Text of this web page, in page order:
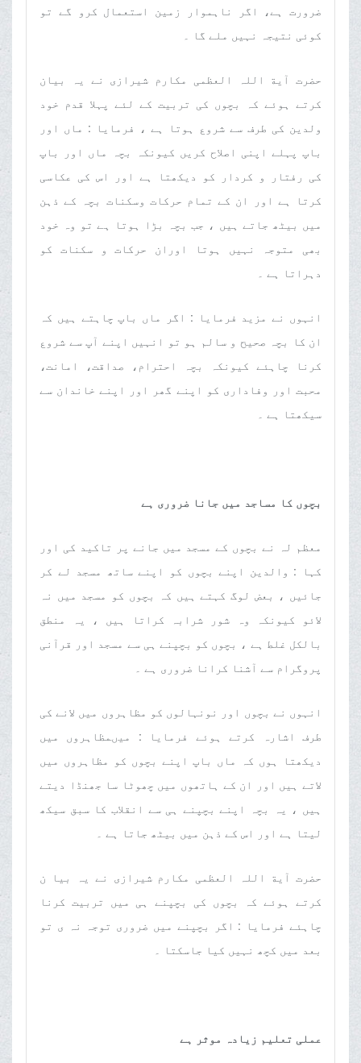
ضرورت ہے، اگر ناہموار زمین استعمال کرو گے تو
کوئی نتیجہ نہیں ملے گا ۔
حضرت آیة اللہ العظمی مکارم شیرازی نے یہ بیان
کرتے ہوئے کہ بچوں کی تربیت کے لئے پہلا قدم خود
ولدین کی طرف سے شروع ہوتا ہے ، فرمایا : ماں اور
باپ پہلے اپنی اصلاح کریں کیونکہ بچہ ماں اور باپ
کی رفتار و کردار کو دیکھتا ہے اور اس کی عکاسی
کرتا ہے اور ان کے تمام حرکات وسکنات بچہ کے ذہن
میں بیٹھ جاتے ہیں ، جب بچہ بڑا ہوتا ہے تو وہ خود
بھی متوجہ نہیں ہوتا اوران حرکات و سکنات کو
دہراتا ہے ۔
انہوں نے مزید فرمایا : اگر ماں باپ چاہتے ہیں کہ
ان کا بچہ صحیح و سالم ہو تو انہیں اپنے آپ سے شروع
کرنا چاہئے کیونکہ بچہ احترام، صداقت، امانت،
محبت اور وفاداری کو اپنے گھر اور اپنے خاندان سے
سیکھتا ہے ۔
بچوں کا مساجد میں جانا ضروری ہے
معظم لہ نے بچوں کے مسجد میں جانے پر تاکید کی اور
کہا : والدین اپنے بچوں کو اپنے ساتھ مسجد لے کر
جائیں ، بعض لوگ کہتے ہیں کہ بچوں کو مسجد میں نہ
لائو کیونکہ وہ شور شرابہ کراتا ہیں ، یہ منطق
بالکل غلط ہے ، بچوں کو بچپنے ہی سے مسجد اور قرآنی
پروگرام سے آشنا کرانا ضروری ہے ۔
انہوں نے بچوں اور نونہالوں کو مظاہروں میں لانے کی
طرف اشارہ کرتے ہوئے فرمایا : میںمظاہروں میں
دیکھتا ہوں کہ ماں باپ اپنے بچوں کو مظاہروں میں
لاتے ہیں اور ان کے ہاتھوں میں چھوٹا سا جھنڈا دیتے
ہیں ، یہ بچہ اپنے بچپنے ہی سے انقلاب کا سبق سیکھ
لیتا ہے اور اس کے ذہن میں بیٹھ جاتا ہے ۔
حضرت آیة اللہ العظمی مکارم شیرازی نے یہ بیا ن
کرتے ہوئے کہ بچوں کی بچپنے ہی میں تربیت کرنا
چاہئے فرمایا : اگر بچپنے میں ضروری توجہ نہ ی تو
بعد میں کچھ نہیں کیا جاسکتا ۔
عملی تعلیم زیادہ موثر ہے